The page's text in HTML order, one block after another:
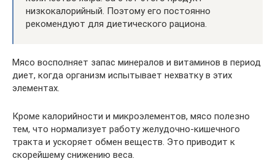
низкокалорийный. Поэтому его постоянно
рекомендуют для диетического рациона.
Мясо восполняет запас минералов и витаминов в период
диет, когда организм испытывает нехватку в этих
элементах.
Кроме калорийности и микроэлементов, мясо полезно
тем, что нормализует работу желудочно-кишечного
тракта и ускоряет обмен веществ. Это приводит к
скорейшему снижению веса.